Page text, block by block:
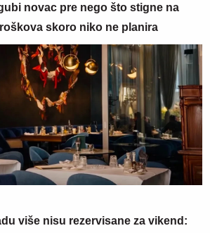
novac pre nego što stigne na
skoro niko ne planira
više nisu rezervisane za vikend: